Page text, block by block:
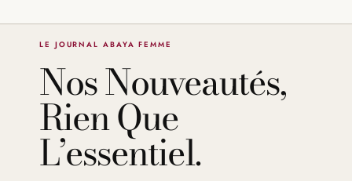
LE JOURNAL ABAYA FEMME
Nos Nouveautés,
Rien Que
L’essentiel.